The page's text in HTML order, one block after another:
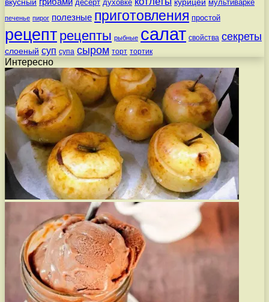
десерт духовке мультиварке
печенье пирог полезные приготовления простой
рецепт рецепты рыбные салат свойства секреты
слоеный суп супа сыром торт тортик
Интересно